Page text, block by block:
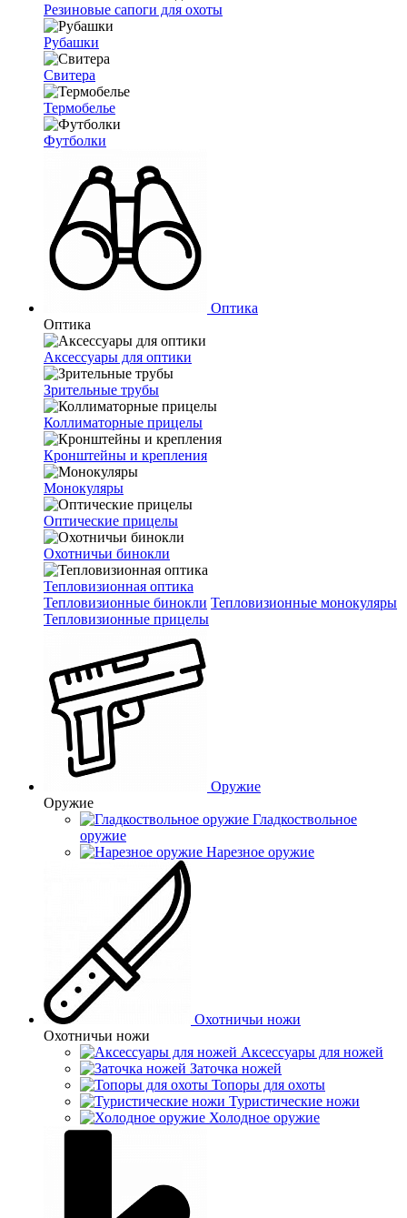
Резиновые сапоги для охоты
Рубашки
Свитера
Термобелье
Футболки
Оптика
Оптика
Аксессуары для оптики
Зрительные трубы
Коллиматорные прицелы
Кронштейны и крепления
Монокуляры
Оптические прицелы
Охотничьи бинокли
Тепловизионная оптика
Тепловизионные бинокли Тепловизионные монокуляры
Тепловизионные прицелы
Оружие
Оружие
Гладкоствольное
оружие
Нарезное оружие
Охотничьи ножи
Охотничьи ножи
Аксессуары для ножей
Заточка ножей
Топоры для охоты
Туристические ножи
Холодное оружие